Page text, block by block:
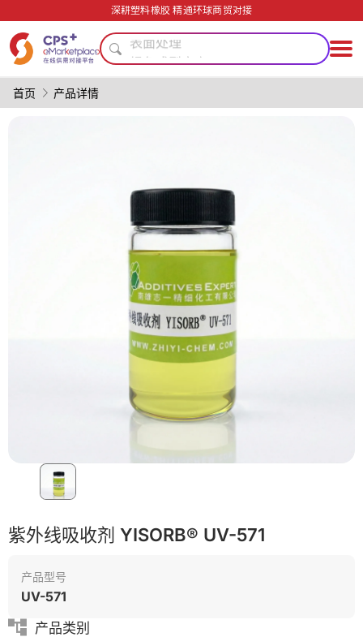
深耕塑料橡胶 精通环球商贸对接
降低生产成本
绿色成型方案
PVC
PP
碳纤维复合材料
表面处理
绿色成型方案
PVC
模具
PP
精密注塑
回收再生
碳纤维复合材料
首页 产品详情
紫外线吸收剂 YISORB® UV-571
产品型号
UV-571
产品类别